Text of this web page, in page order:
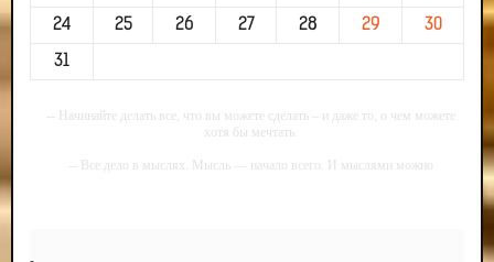
24 25 26 27 28 29 30
31
-- Начинайте делать все, что вы можете сделать – и даже то, о чем можете
хотя бы мечтать.
-- Все дело в мыслях. Мысль — начало всего. И мыслями можно